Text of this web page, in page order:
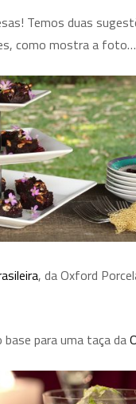
Temos duas
como mostra a foto…
, da Oxford
para uma taça da